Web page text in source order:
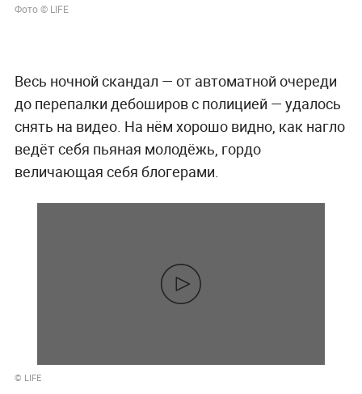
Фото © LIFE
Весь ночной скандал — от автоматной очереди
до перепалки дебоширов с полицией — удалось
снять на видео. На нём хорошо видно, как нагло
ведёт себя пьяная молодёжь, гордо
величающая себя блогерами.
© LIFE